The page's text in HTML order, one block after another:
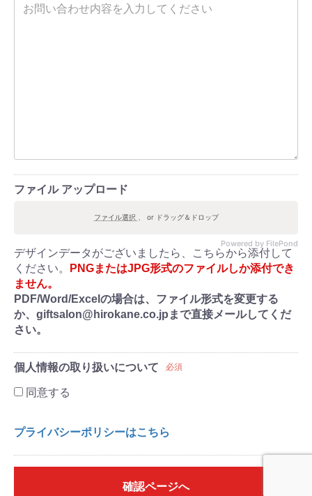
ファイル アップロード
Powered by FilePond
ファイル選択 、 or ドラッグ＆ドロップ
デザインデータがございましたら、こちらから添付して
ください。
PNGまたはJPG形式のファイルしか添付でき
ません。
PDF/Word/Excelの場合は、ファイル形式を変更する
か、giftsalon@hirokane.co.jpまで直接メールしてくだ
さい。
個人情報の取り扱いについて 必須
同意する
プライバシーポリシーはこちら
確認ページへ